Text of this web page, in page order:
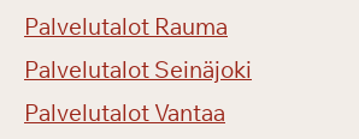
Palvelutalot Rauma
Palvelutalot Seinäjoki
Palvelutalot Vantaa